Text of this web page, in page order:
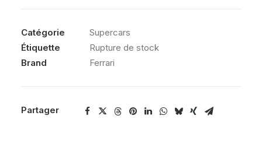
Catégorie
Supercars
Étiquette
Rupture de stock
Brand
Ferrari
Partager